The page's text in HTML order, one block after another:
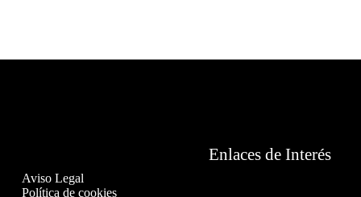
Enlaces de Interés
Aviso Legal
Política de cookies